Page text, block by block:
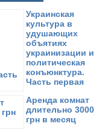
Украинская
культура в
удушающих
объятиях
украинизации и
политическая
конъюнктура.
Часть первая
Аренда комнат
длительно 3000
грн в месяц